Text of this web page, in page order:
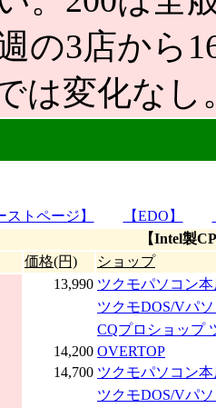
の3店から
は変化なし
ストページ】 【EDO】
【Intel製
価格(円)
ショップ
13,990 ツクモパソコン
ツクモDOS/Vパ
CQプロショップ
14,200 OVERTOP
14,700 ツクモパソコン
ツクモDOS/Vパ